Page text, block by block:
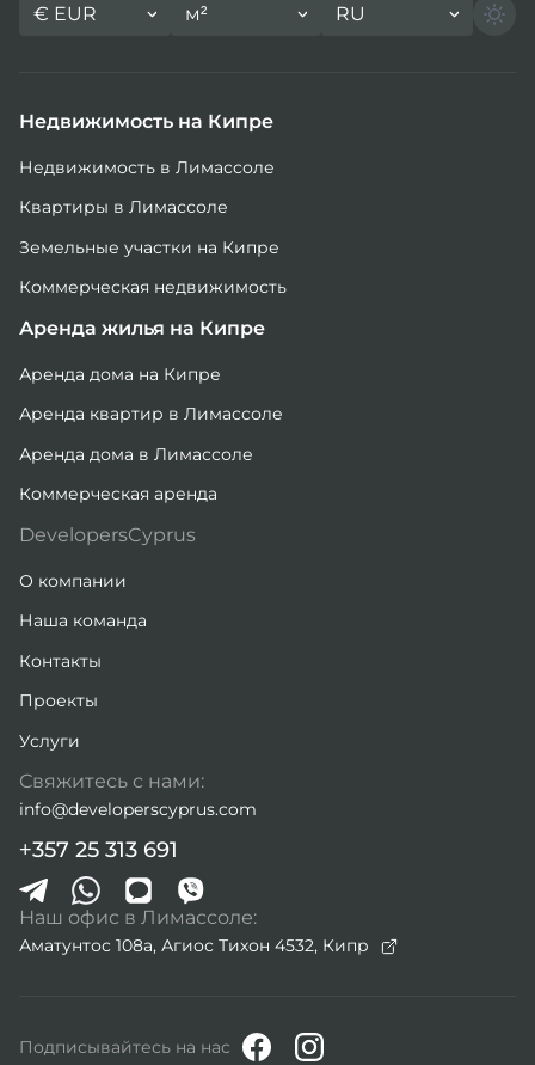
€ EUR м² RU
Недвижимость на Кипре
Недвижимость в Лимассоле
Квартиры в Лимассоле
Земельные участки на Кипре
Коммерческая недвижимость
Аренда жилья на Кипре
Аренда дома на Кипре
Аренда квартир в Лимассоле
Аренда дома в Лимассоле
Коммерческая аренда
DevelopersCyprus
О компании
Наша команда
Контакты
Проекты
Услуги
Свяжитесь с нами:
info@developerscyprus.com
+357 25 313 691
Наш офис в Лимассоле:
Аматунтос 108а, Агиос Тихон 4532, Кипр
Подписывайтесь на нас